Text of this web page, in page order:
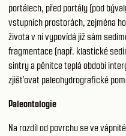
portálech, před portály (pod
vstupních prostorách, zejména
života v ní vypovídá již sám
fragmentace (např. klastické
sintry a pěnitce teplá období
zjišťovat paleohydrografické
Paleontologie
Na rozdíl od povrchu se ve